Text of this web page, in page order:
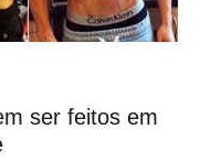
ser feitos em